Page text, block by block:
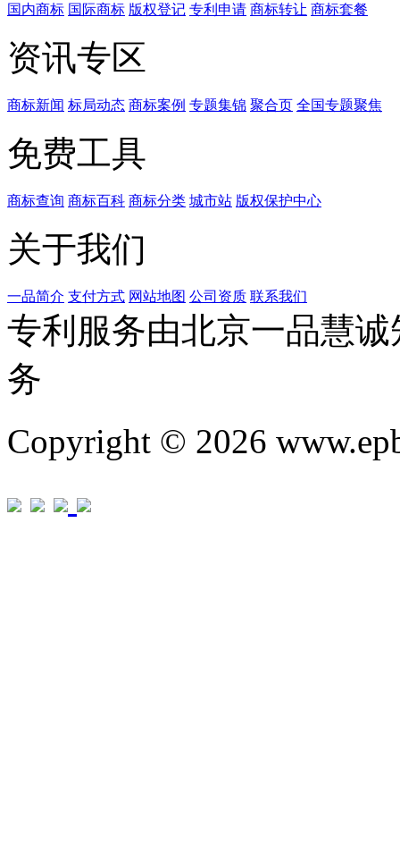
国内商标 国际商标 版权登记 专利申请 商标转让 商标套餐
资讯专区
商标新闻 标局动态 商标案例 专题集锦 聚合页 全国专题聚焦
免费工具
商标查询 商标百科 商标分类 城市站 版权保护中心
关于我们
一品简介 支付方式 网站地图 公司资质 联系我们
专利服务由北京一品慧
务
Copyright © 2026